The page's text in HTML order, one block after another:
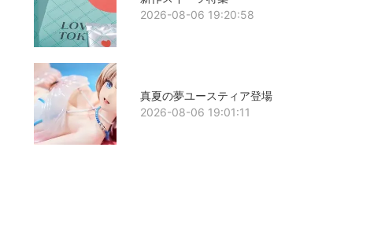
2026-08-06 19:20:58
真夏の夢ユースティア登場
2026-08-06 19:01:11